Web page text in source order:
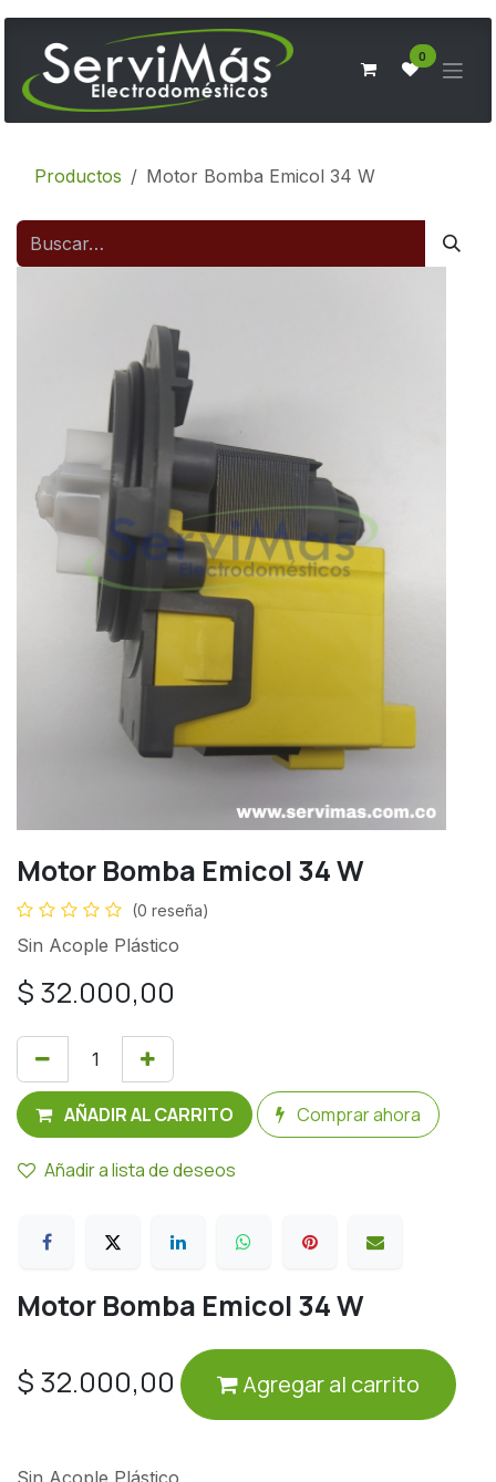
Ir al contenido
0
Productos Motor Bomba Emicol 34 W
Motor Bomba Emicol 34 W
(0 reseña)
Sin Acople Plástico
$ 32.000,00
AÑADIR AL CARRITO Comprar ahora
Añadir a lista de deseos
Motor Bomba Emicol 34 W
$ 32.000,00 Agregar al carrito
Sin Acople Plástico